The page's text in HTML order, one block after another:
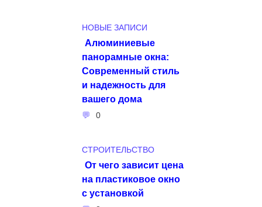
НОВЫЕ ЗАПИСИ
Алюминиевые
панорамные окна:
Современный стиль
и надежность для
вашего дома
0
СТРОИТЕЛЬСТВО
От чего зависит цена
на пластиковое окно
с установкой